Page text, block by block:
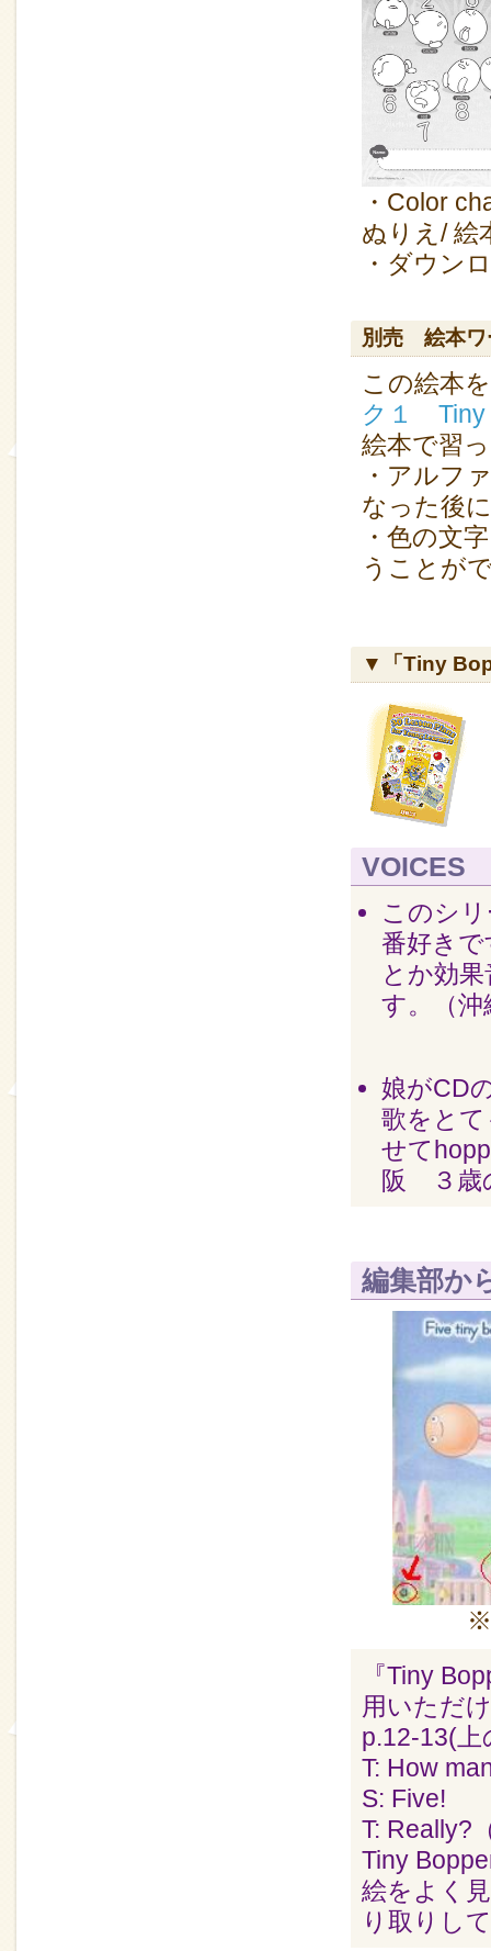
・Color
ぬりえ/ 絵
・ダウン
別売 絵本ワ
この絵本
ク１ Tiny
絵本で習
・アルフ
なった後
・色の文
うことが
▼「Tiny
VOICES
このシ
番好き
とか効
す。（
娘がCD
歌をと
せて
阪 ３歳
編集部か
※
『Tiny
用いただ
p.12-13(
T: How
S: Five!
T: Really?
Tiny
絵をよく
り取りし